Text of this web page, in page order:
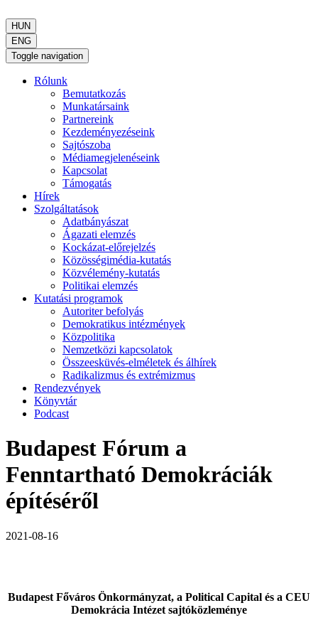
HUN
ENG
Toggle navigation
Rólunk
Bemutatkozás
Munkatársaink
Partnereink
Kezdeményezéseink
Sajtószoba
Médiamegjelenéseink
Kapcsolat
Támogatás
Hírek
Szolgáltatások
Adatbányászat
Ágazati elemzés
Kockázat-előrejelzés
Közösségimédia-kutatás
Közvélemény-kutatás
Politikai elemzés
Kutatási programok
Autoriter befolyás
Demokratikus intézmények
Közpolitika
Nemzetközi kapcsolatok
Összeesküvés-elméletek és álhírek
Radikalizmus és extrémizmus
Rendezvények
Könyvtár
Podcast
Budapest Fórum a
Fenntartható Demokráciák
építéséről
2021-08-16
Budapest Főváros Önkormányzat, a Political Capital és a CEU
Demokrácia Intézet sajtóközleménye